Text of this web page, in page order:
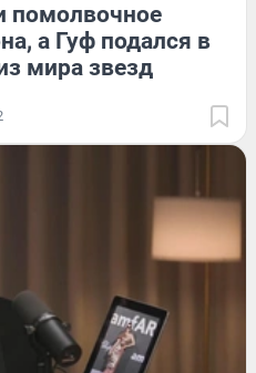
помолвочное
а Гуф подался в
мира звезд